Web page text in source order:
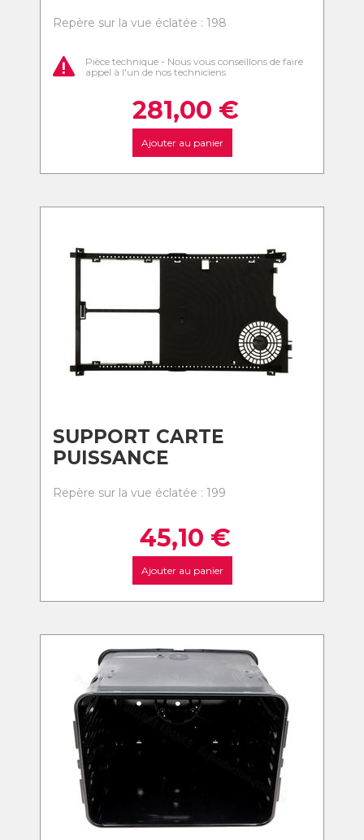
Repère sur la vue éclatée : 198
Pièce technique - Nous vous conseillons de faire
appel à l'un de nos techniciens
281,00 €
Ajouter au panier
SUPPORT CARTE
PUISSANCE
Repère sur la vue éclatée : 199
45,10 €
Ajouter au panier